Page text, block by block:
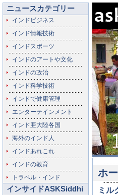
ニュースカテゴリー
インドビジネス
インド情報技術
インドスポーツ
インドのアートや文化
インドの政治
インド科学技術
インドで健康管理
エンターテインメント
インド亜大陸各国
海外のインド人
インドあれこれ
インドの教育
トラベル・インド
インサイドASKSiddhi
ホ
ミル